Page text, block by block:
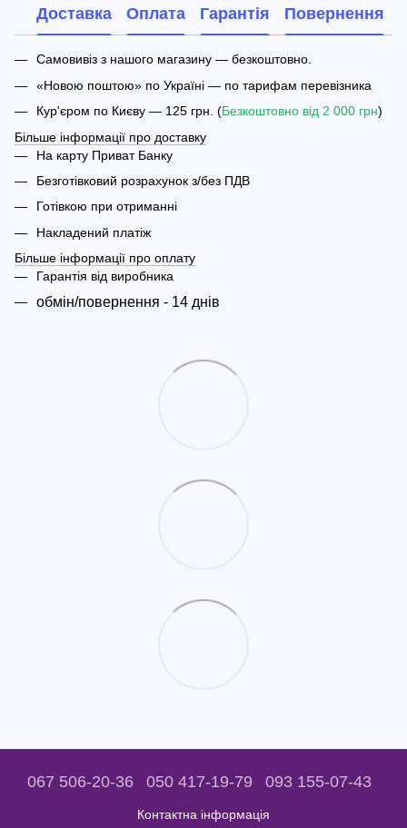
Доставка Оплата Гарантія Повернення
Самовивіз з нашого магазину — безкоштовно.
«Новою поштою» по Україні — по тарифам перевізника
Кур'єром по Києву — 125 грн. (Безкоштовно від 2 000 грн)
Більше інформації про доставку
На карту Приват Банку
Безготівковий розрахунок з/без ПДВ
Готівкою при отриманні
Накладений платіж
Більше інформації про оплату
Гарантія від виробника
обмін/повернення - 14 днів
067 506-20-36 050 417-19-79 093 155-07-43
Контактна інформація